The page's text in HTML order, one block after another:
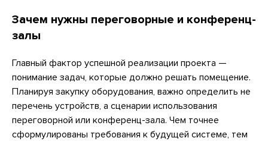
Зачем нужны переговорные и конференц-
залы
Главный фактор успешной реализации проекта —
понимание задач, которые должно решать помещение.
Планируя закупку оборудования, важно определить не
перечень устройств, а сценарии использования
переговорной или конференц-зала. Чем точнее
сформулированы требования к будущей системе, тем